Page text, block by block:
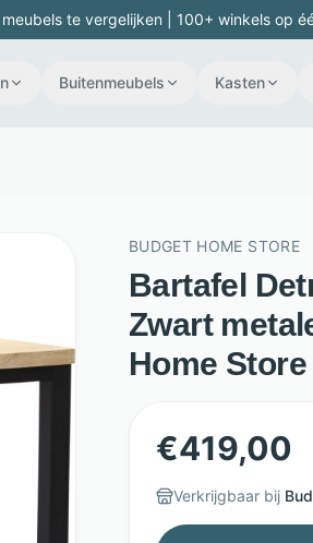
te vergelijken | 100+ winkels op
Buitenmeubels Kasten
BUDGET HOME STORE
Bartafel
Zwart
Home Store
€419,00
Verkrijgbaar bij